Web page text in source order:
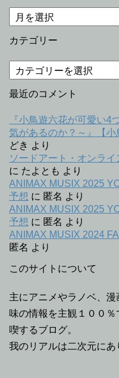
過
去
記
カテゴリー
テ
ゴ
ー
最近のコメント
『小鳥遊六花が可愛い4
気があるのか？～』【小
どき より
ソードアート・オン
に たよとも より
ANIMAX MUSIX 2025
予想 に 匿名 より
ANIMAX MUSIX 2025
予想 に 匿名 より
ANIMAX MUSIX 2024
匿名 より
このサイトについて
主にアニメやラノベ、
味の情報を主観１００
喫するブログ。
我のリアルは二次元にあ